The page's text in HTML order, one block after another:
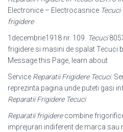
Electronice – Electrocasnice Tecuci
frigidere
1decembrie1918 nr. 109. Tecuci
frigidere si masini de spalat Tecuci
Message this Page, learn about
Service Reparatii Frigidere Tecuci.
reprezinta pagina unde puteti gasi
Reparatii Frigidere Tecuci
Reparatii frigiderecombine
imprejurari indiferent de marca sau